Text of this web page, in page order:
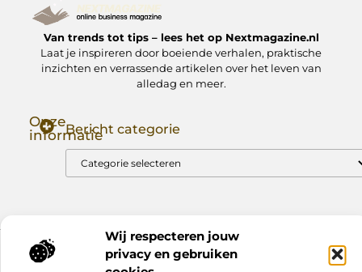
Wij respecteren jouw
privacy en gebruiken
Van trends tot tips – lees het op Nextmagazine.nl
Laat je inspireren door boeiende verhalen, praktische
inzichten en verrassende artikelen over het leven van
alledag en meer.
Onze
informatieBericht categorie
Website index Cookiebeleid (EU)